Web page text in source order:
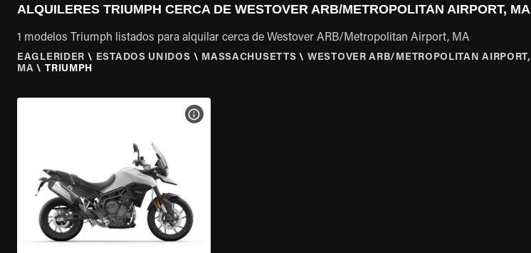
ALQUILERES TRIUMPH CERCA DE WESTOVER ARB/METROPOLITAN AIRPORT, MA
1 modelos Triumph listados para alquilar cerca de Westover ARB/Metropolitan Airport, MA
EAGLERIDER \ ESTADOS UNIDOS \ MASSACHUSETTS \ WESTOVER ARB/METROPOLITAN AIRPORT,
MA \ TRIUMPH
VER ESPECIFICACIONES DE LA MOTO